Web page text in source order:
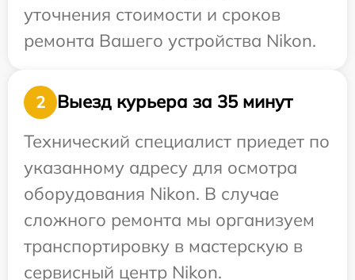
уточнения стоимости и сроков
ремонта Вашего устройства Nikon.
2
Выезд курьера за 35 минут
Технический специалист приедет по
указанному адресу для осмотра
оборудования Nikon. В случае
сложного ремонта мы организуем
транспортировку в мастерскую в
сервисный центр Nikon.